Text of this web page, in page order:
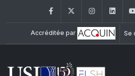
FacebookTwitter
Accréditée par Se